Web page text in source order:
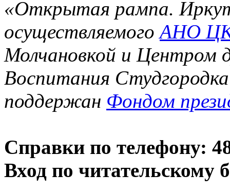
«Открытая рампа.
осуществляемогоАНО
Молчановкой и Центром
Воспитания
поддержан Фондом
Справки по телефону:
Вход по читательскому